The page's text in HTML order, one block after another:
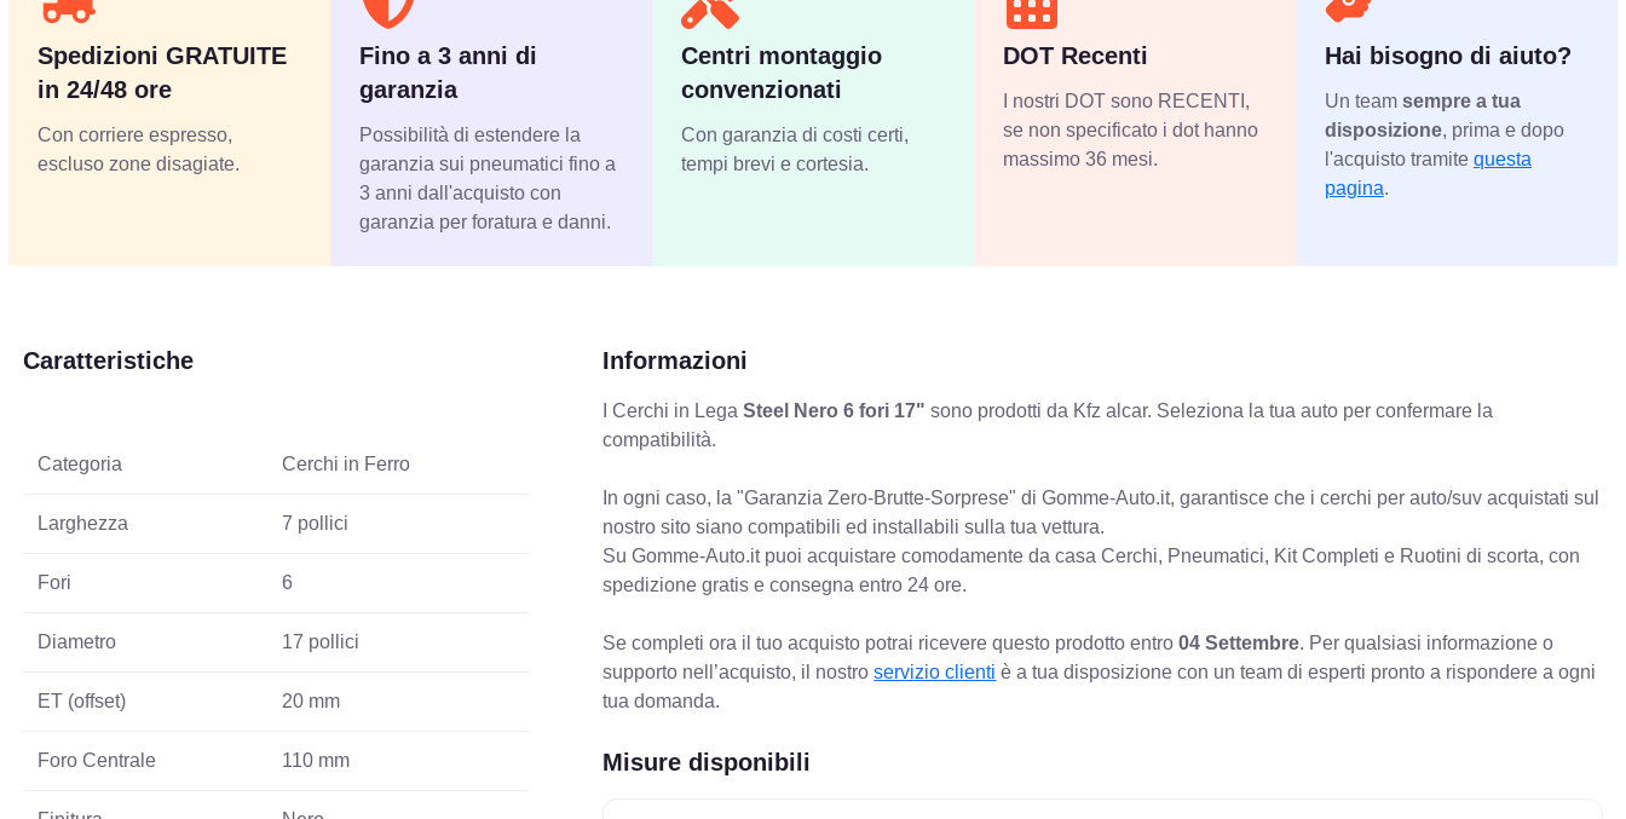
Spedizioni GRATUITE
in 24/48 ore
Con corriere espresso,
escluso zone disagiate.
Fino a 3 anni di
garanzia
Possibilità di estendere la
garanzia sui pneumatici fino a
3 anni dall'acquisto con
garanzia per foratura e danni.
Centri montaggio
convenzionati
Con garanzia di costi certi,
tempi brevi e cortesia.
DOT Recenti
I nostri DOT sono RECENTI,
se non specificato i dot hanno
massimo 36 mesi.
Hai bisogno di aiuto?
Un team sempre a tua
disposizione, prima e dopo
l'acquisto tramite questa
pagina.
Caratteristiche
Categoria Cerchi in Ferro
Larghezza 7 pollici
Fori 6
Diametro 17 pollici
ET (offset) 20 mm
Foro Centrale 110 mm
Informazioni
I Cerchi in LegaSteel Nero 6 fori 17" sono prodotti da Kfz alcar. Seleziona la tua auto per confermare la
compatibilità.
In ogni caso, la "Garanzia Zero-Brutte-Sorprese" di Gomme-Auto.it, garantisce che i cerchi per auto/suv acquistati sul
nostro sito siano compatibili ed installabili sulla tua vettura.
Su Gomme-Auto.it puoi acquistare comodamente da casa Cerchi, Pneumatici, Kit Completi e Ruotini di scorta, con
spedizione gratis e consegna entro 24 ore.
Se completi ora il tuo acquisto potrai ricevere questo prodotto entro04 Settembre. Per qualsiasi informazione o
supporto nell’acquisto, il nostroservizio clienti è a tua disposizione con un team di esperti pronto a rispondere a ogni
tua domanda.
Misure disponibili